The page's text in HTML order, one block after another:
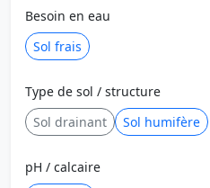
Besoin en eau
Sol frais
Type de sol / structure
Sol drainant
Sol humifère
pH / calcaire